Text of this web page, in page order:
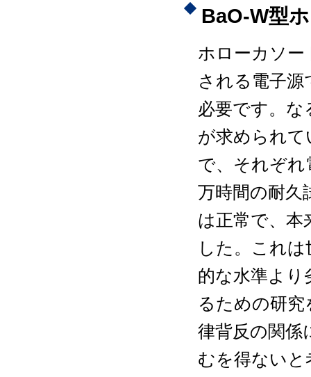
BaO-W型
ホローカソ
される電子
必要です。な
が求められ
で、それぞれ
万時間の耐久
は正常で、本
した。これ
的な水準より
るための研
律背反の関係
むを得ない